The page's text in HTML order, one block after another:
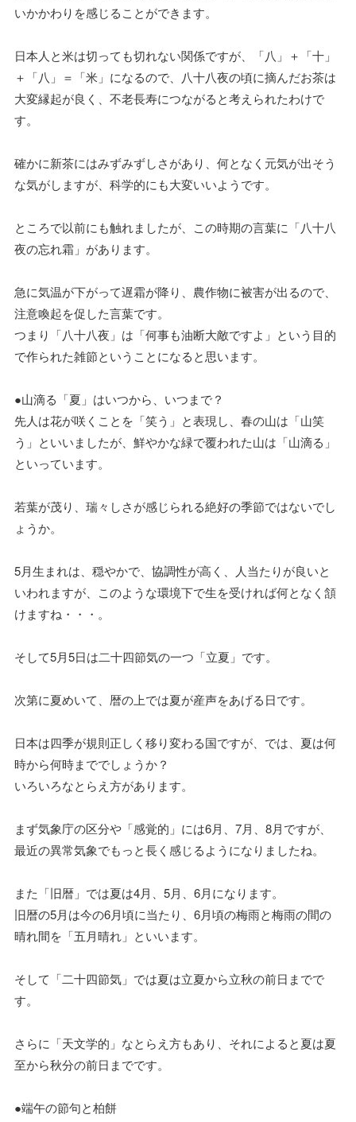
いかかわりを感じることができます。
日本人と米は切っても切れない関係ですが、「八」＋「十」
＋「八」＝「米」になるので、八十八夜の頃に摘んだお茶は
大変縁起が良く、不老長寿につながると考えられたわけで
す。
確かに新茶にはみずみずしさがあり、何となく元気が出そう
な気がしますが、科学的にも大変いいようです。
ところで以前にも触れましたが、この時期の言葉に「八十八
夜の忘れ霜」があります。
急に気温が下がって遅霜が降り、農作物に被害が出るので、
注意喚起を促した言葉です。
つまり「八十八夜」は「何事も油断大敵ですよ」という目的
で作られた雑節ということになると思います。
●山滴る「夏」はいつから、いつまで？
先人は花が咲くことを「笑う」と表現し、春の山は「山笑
う」といいましたが、鮮やかな緑で覆われた山は「山滴る」
といっています。
若葉が茂り、瑞々しさが感じられる絶好の季節ではないでし
ょうか。
5月生まれは、穏やかで、協調性が高く、人当たりが良いと
いわれますが、このような環境下で生を受ければ何となく頷
けますね・・・。
そして5月5日は二十四節気の一つ「立夏」です。
次第に夏めいて、暦の上では夏が産声をあげる日です。
日本は四季が規則正しく移り変わる国ですが、では、夏は何
時から何時まででしょうか？
いろいろなとらえ方があります。
まず気象庁の区分や「感覚的」には6月、7月、8月ですが、
最近の異常気象でもっと長く感じるようになりましたね。
また「旧暦」では夏は4月、5月、6月になります。
旧暦の5月は今の6月頃に当たり、6月頃の梅雨と梅雨の間の
晴れ間を「五月晴れ」といいます。
そして「二十四節気」では夏は立夏から立秋の前日までで
す。
さらに「天文学的」なとらえ方もあり、それによると夏は夏
至から秋分の前日までです。
●端午の節句と柏餅